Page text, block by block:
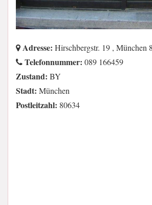
Adresse: Hirschbergstr. 19 , München
Telefonnummer: 089 166459
Zustand: BY
Stadt: München
Postleitzahl: 80634